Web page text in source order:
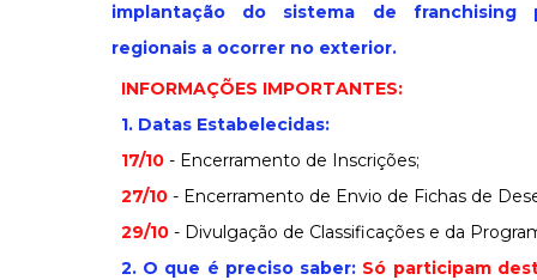
INFORMAÇÕES IMPORTANTES:
1. Datas Estabelecidas:
17/10 - Encerramento de Inscrições;
27/10 - Encerramento de Envio de Fichas de
29/10 - Divulgação de Classificações e da
2. O que é preciso saber: Só participam
implantação do sistema de franchising
regionais a ocorrer no exterior.